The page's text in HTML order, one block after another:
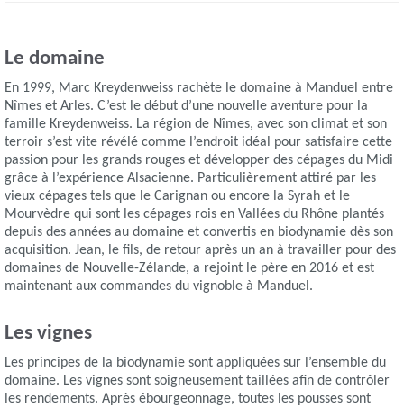
Le domaine
En 1999, Marc Kreydenweiss rachète le domaine à Manduel entre
Nîmes et Arles. C’est le début d’une nouvelle aventure pour la
famille Kreydenweiss. La région de Nîmes, avec son climat et son
terroir s’est vite révélé comme l’endroit idéal pour satisfaire cette
passion pour les grands rouges et développer des cépages du Midi
grâce à l’expérience Alsacienne. Particulièrement attiré par les
vieux cépages tels que le Carignan ou encore la Syrah et le
Mourvèdre qui sont les cépages rois en Vallées du Rhône plantés
depuis des années au domaine et convertis en biodynamie dès son
acquisition. Jean, le fils, de retour après un an à travailler pour des
domaines de Nouvelle-Zélande, a rejoint le père en 2016 et est
maintenant aux commandes du vignoble à Manduel.
Les vignes
Les principes de la biodynamie sont appliquées sur l’ensemble du
domaine. Les vignes sont soigneusement taillées afin de contrôler
les rendements. Après ébourgeonnage, toutes les pousses sont